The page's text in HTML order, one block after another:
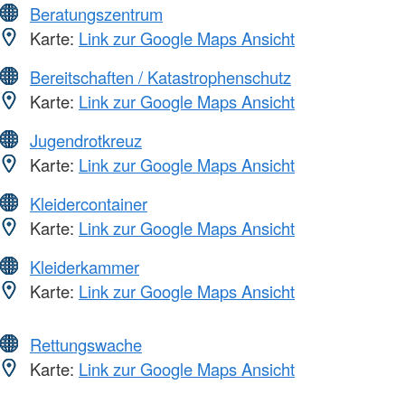
Beratungszentrum
Karte: Link zur Google Maps Ansicht
Bereitschaften / Katastrophenschutz
Karte: Link zur Google Maps Ansicht
Jugendrotkreuz
Karte: Link zur Google Maps Ansicht
Kleidercontainer
Karte: Link zur Google Maps Ansicht
Kleiderkammer
Karte: Link zur Google Maps Ansicht
Rettungswache
Karte: Link zur Google Maps Ansicht